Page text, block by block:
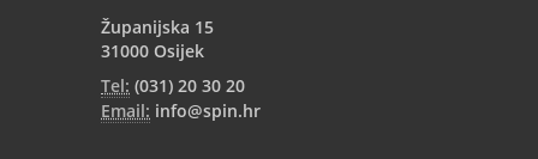
Županijska 15
31000 Osijek
Tel: (031) 20 30 20
Email: info@spin.hr